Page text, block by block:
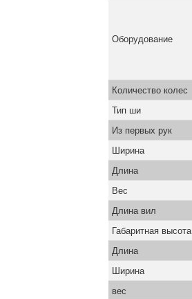
Оборудование
Количество колес
Тип ши
Из первых рук
Ширина
Длина
Вес
Длина вил
Габаритная высота
Длина
Ширина
вес